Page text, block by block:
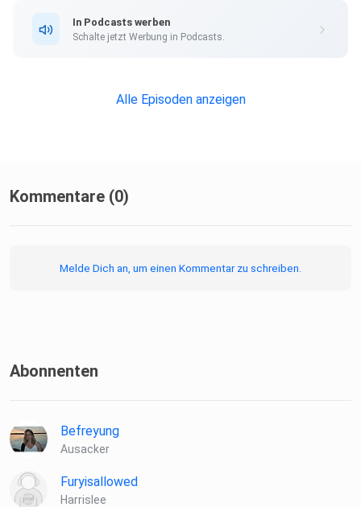
In Podcasts werben
Schalte jetzt Werbung in Podcasts.
Alle Episoden anzeigen
Kommentare (0)
Melde Dich an, um einen Kommentar zu schreiben.
Abonnenten
Befreyung
Ausacker
Furyisallowed
Harrislee